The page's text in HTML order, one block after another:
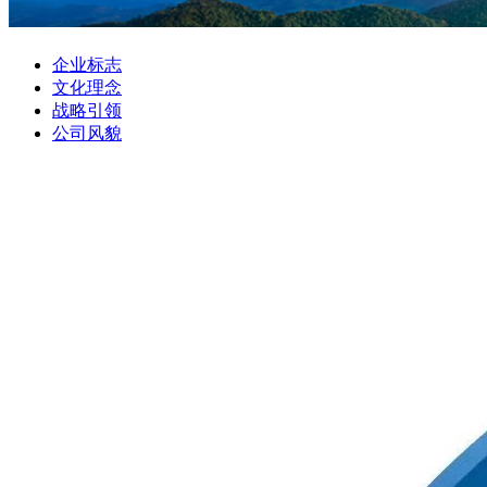
企业标志
文化理念
战略引领
公司风貌